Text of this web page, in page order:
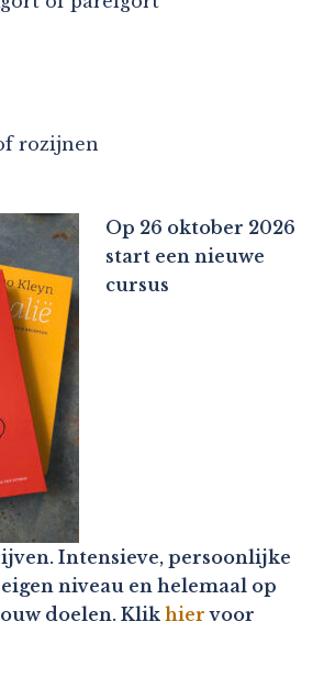
rozijnen
Op 26 oktober 2026
start een nieuwe
cursus
Intensieve, persoonlijke
niveau en helemaal op
doelen. Klik hier voor